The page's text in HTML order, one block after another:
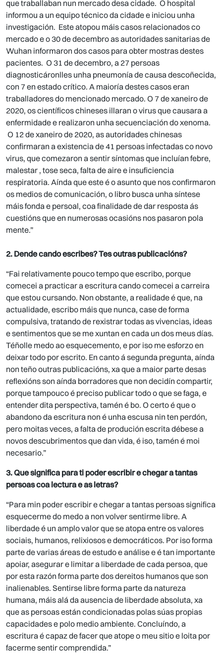
que traballaban nun mercado desa cidade. O hospital
informou a un equipo técnico da cidade e iniciou unha
investigación. Este atopou máis casos relacionados co
mercado e o 30 de decembro as autoridades sanitarias de
Wuhan informaron dos casos para obter mostras destes
pacientes. O 31 de decembro, a 27 persoas
diagnosticáronlles unha pneumonía de causa descoñecida,
con 7 en estado crítico. A maioría destes casos eran
traballadores do mencionado mercado. O 7 de xaneiro de
2020, os científicos chineses illaran o virus que causara a
enfermidade e realizaron unha secuenciación do xenoma.
O 12 de xaneiro de 2020, as autoridades chinesas
confirmaran a existencia de 41 persoas infectadas co novo
virus, que comezaron a sentir síntomas que incluían febre,
malestar , tose seca, falta de aire e insuficiencia
respiratoria. Aínda que este é o asunto que nos confirmaron
os medios de comunicación, o libro busca unha síntese
máis fonda e persoal, coa finalidade de dar resposta ás
cuestións que en numerosas ocasións nos pasaron pola
mente.”
2. Dende cando escribes? Tes outras publicacións?
“Fai relativamente pouco tempo que escribo, porque
comecei a practicar a escritura cando comecei a carreira
que estou cursando. Non obstante, a realidade é que, na
actualidade, escribo máis que nunca, case de forma
compulsiva, tratando de rexistrar todas as vivencias, ideas
e sentimentos que se me xuntan en cada un dos meus días.
Téñolle medo ao esquecemento, e por iso me esforzo en
deixar todo por escrito. En canto á segunda pregunta, aínda
non teño outras publicacións, xa que a maior parte desas
reflexións son aínda borradores que non decidín compartir,
porque tampouco é preciso publicar todo o que se faga, e
entender dita perspectiva, tamén é bo. O certo é que o
abandono da escritura non é unha escusa nin ten perdón,
pero moitas veces, a falta de produción escrita débese a
novos descubrimentos que dan vida, é iso, tamén é moi
necesario.”
3. Que significa para ti poder escribir e chegar a tantas
persoas coa lectura e as letras?
“Para min poder escribir e chegar a tantas persoas significa
esquecerme do medo a non volver sentirme libre. A
liberdade é un amplo valor que se atopa entre os valores
sociais, humanos, relixiosos e democráticos. Por iso forma
parte de varias áreas de estudo e análise e é tan importante
apoiar, asegurar e limitar a liberdade de cada persoa, que
por esta razón forma parte dos dereitos humanos que son
inalienables. Sentirse libre forma parte da natureza
humana, máis alá da ausencia de liberdade absoluta, xa
que as persoas están condicionadas polas súas propias
capacidades e polo medio ambiente. Concluíndo, a
escritura é capaz de facer que atope o meu sitio e loita por
facerme sentir comprendida.”